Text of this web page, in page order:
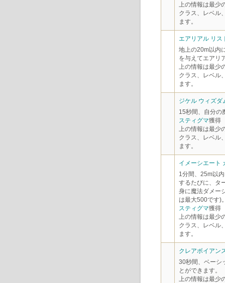
上の情報は最少
クラス、レベル
ます。
エアリアル リス
地上の20m以内
を与えてエアリ
上の情報は最少
クラス、レベル
ます。
ジケル ウィズダ
15秒間、自分の
スティグマ獲得
上の情報は最少
クラス、レベル
ます。
イメーシエート
1分間、25m以
するたびに、タ
身に魔法ダメー
は最大500です)
スティグマ獲得
上の情報は最少
クラス、レベル
ます。
クレアボイアン
30秒間、ベーシ
とができます。
上の情報は最少